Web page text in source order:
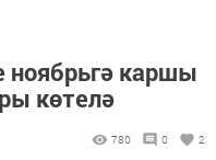
ноябрьгә каршы
көтелә
780 0 2